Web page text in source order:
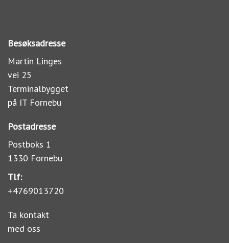
Besøksadresse
Martin Linges
vei 25
Terminalbygget
på IT Fornebu
Postadresse
Postboks 1
1330 Fornebu
Tlf:
+4769013720
Ta kontakt
med oss